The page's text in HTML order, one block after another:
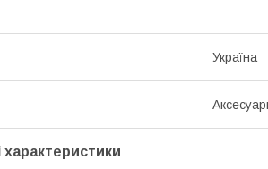
Україна
характеристики